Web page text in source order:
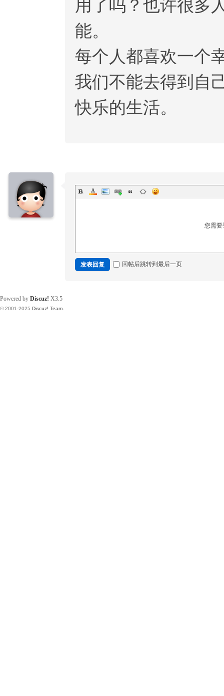
用了吗？也许很多
能。
每个人都喜欢一个
我们不能去得到自
快乐的生活。
您需
发表回复 回帖后跳转到最后一页
Powered by Discuz! X3.5
© 2001-2025 Discuz! Team